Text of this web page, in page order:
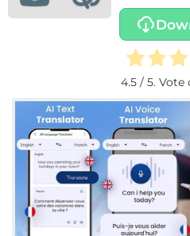
Card
Educational
First
Person
Horror
4.5/ 5. Vote